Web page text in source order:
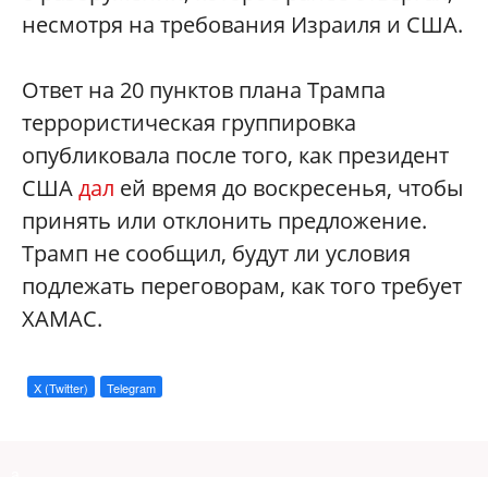
несмотря на требования Израиля и США.
Ответ на 20 пунктов плана Трампа
террористическая группировка
опубликовала после того, как президент
СШАдал ей время до воскресенья, чтобы
принять или отклонить предложение.
Трамп не сообщил, будут ли условия
подлежать переговорам, как того требует
ХАМАС.
X (Twitter) Telegram